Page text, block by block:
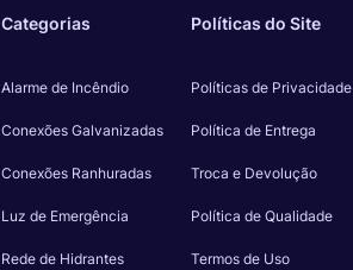
Categorias
Alarme de Incêndio
Conexões Galvanizadas
Conexões Ranhuradas
Luz de Emergência
Rede de Hidrantes
Políticas do Site
Políticas de Privacidade
Política de Entrega
Troca e Devolução
Política de Qualidade
Termos de Uso